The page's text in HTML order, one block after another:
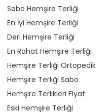
Sabo Hemşire Terliği
En İyi Hemşire Terliği
Deri Hemşire Terliği
En Rahat Hemşire Terliği
Hemşire Terliği Ortopedik
Hemşire Terliği Sabo
Hemşire Terlikleri Fiyat
Eski Hemşire Terliği